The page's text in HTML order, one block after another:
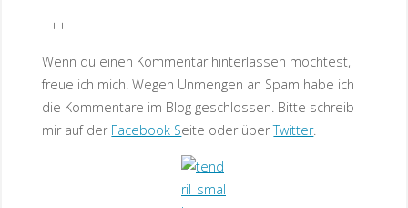
+++
Wenn du einen Kommentar hinterlassen möchtest,
freue ich mich. Wegen Unmengen an Spam habe ich
die Kommentare im Blog geschlossen. Bitte schreib
mir auf der Facebook Seite oder überTwitter.